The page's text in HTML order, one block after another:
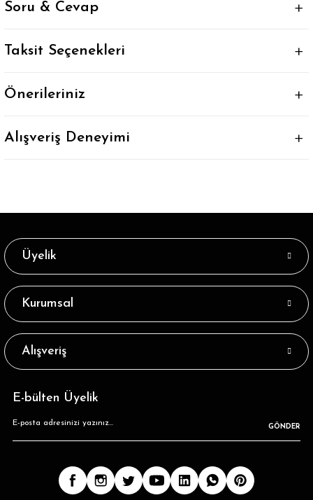
Soru & Cevap
Taksit Seçenekleri
Önerileriniz
Alışveriş Deneyimi
Üyelik
Kurumsal
Alışveriş
E-bülten Üyelik
GÖNDER